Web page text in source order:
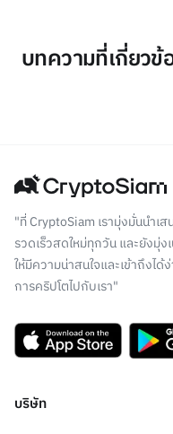
บทความที่เกี่ยวข้
"ที่ CryptoSiam เรามุ่งมั่นนำเ
รวดเร็วสดใหม่ทุกวัน และยังมุ่ง
ให้มีความน่าสนใจและเข้าถึงไ
การคริปโตไปกับเรา"
บริษัท